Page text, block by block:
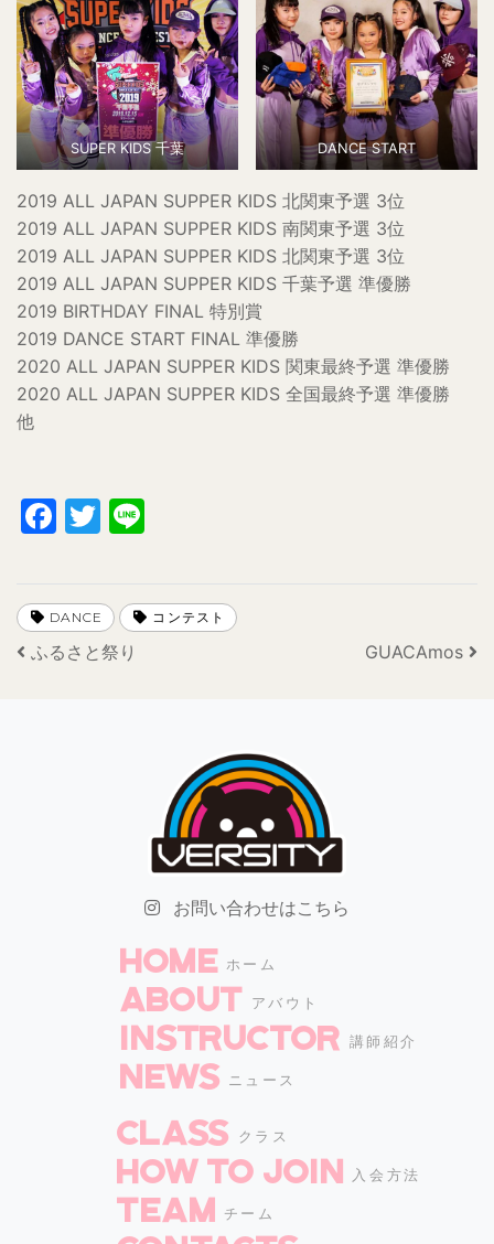
SUPER KIDS 千葉 DANCE START
2019 ALL JAPAN SUPPER KIDS 北関東予選 3位
2019 ALL JAPAN SUPPER KIDS 南関東予選 3位
2019 ALL JAPAN SUPPER KIDS 北関東予選 3位
2019 ALL JAPAN SUPPER KIDS 千葉予選 準優勝
2019 BIRTHDAY FINAL 特別賞
2019 DANCE START FINAL 準優勝
2020 ALL JAPAN SUPPER KIDS 関東最終予選 準優勝
2020 ALL JAPAN SUPPER KIDS 全国最終予選 準優勝
他
Facebook
Twitter
DANCE コンテスト
投稿ナビゲーション
ふるさと祭り GUACAmos
お問い合わせはこちら
HOME ホーム
ABOUT アバウト
INSTRUCTOR 講師紹介
NEWS ニュース
CLASS クラス
How to join 入会方法
TEAM チーム